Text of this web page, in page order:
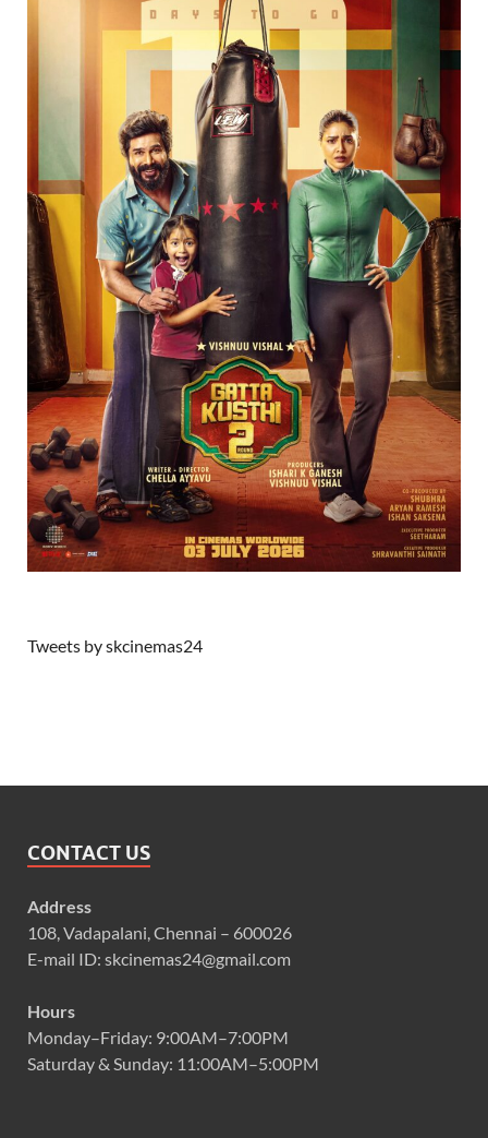
Tweets by skcinemas24
CONTACT US
Address
108, Vadapalani, Chennai – 600026
E-mail ID: skcinemas24@gmail.com
Hours
Monday–Friday: 9:00AM–7:00PM
Saturday & Sunday: 11:00AM–5:00PM